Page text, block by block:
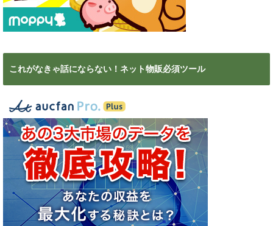
これがなきゃ話にならない！ネット物販必須ツール